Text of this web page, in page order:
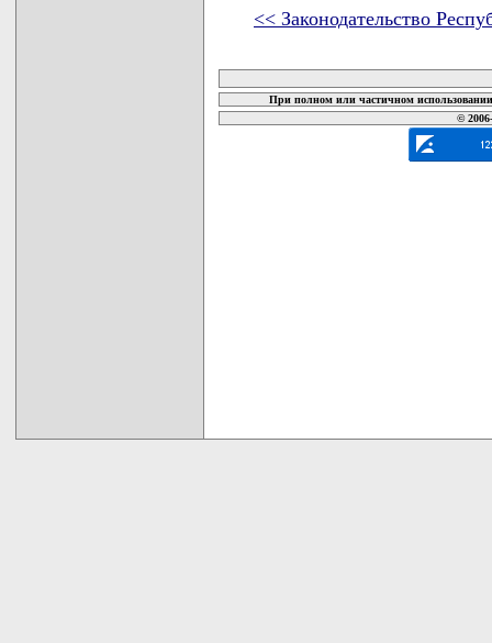
<< Законодательство
При полном или частичном
©